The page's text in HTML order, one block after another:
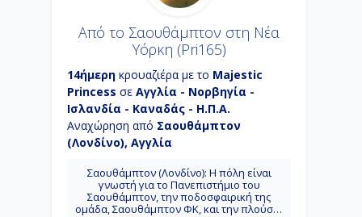
Από το Σαουθάμπτον στη Νέα
Υόρκη (Pri165)
14ήμερη κρουαζιέρα με το Majestic
Princess σε Αγγλία - Νορβηγία -
Ισλανδία - Καναδάς - Η.Π.Α.
Αναχώρηση από Σαουθάμπτον
(Λονδίνο), Αγγλία
Σαουθάμπτον (Λονδίνο): H πόλη είναι
γνωστή για το Πανεπιστήμιο του
Σαουθάμπτον, την ποδοσφαιρική της
ομάδα, Σαουθάμπτον ΦΚ, και την πλούσια